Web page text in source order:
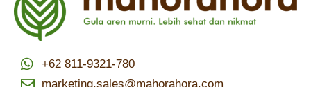
+62 811-9321-780
marketing.sales@mahorahora.com